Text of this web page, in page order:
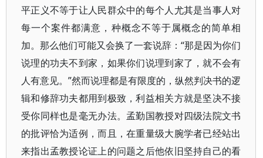
平正义不等于让人民群众中的每个人尤其是当事人对
每一个案件都满意，种概念不等于属概念的简单相
加。那么他们可能又会换了一套说辞：“那是因为你们
说理的功夫不到家，如果你们说理到家了，就不会有
人有意见。”然而说理都是有限度的，纵然判决书的逻
辑和修辞功夫都用到极致，利益相关方就是坚决不接
受你同样也是毫无办法。孟勤国教授对四级法院文书
的批评恰为适例，而且，在重量级大腕学者已经站出
来指出孟教授论证上的问题之后他依旧坚持自己的看